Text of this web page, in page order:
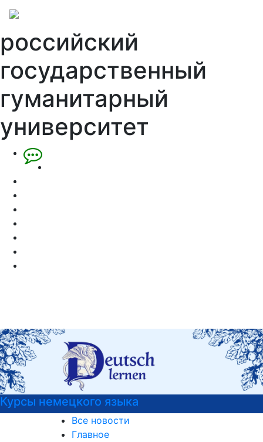
российский
государственный
гуманитарный
университет
Курсы немецкого языка
Все новости
Главное